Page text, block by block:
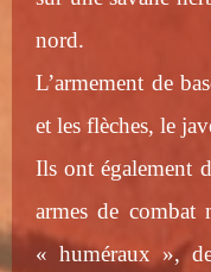
nord.
L’armement de
et les flèches, le
Ils ont également
armes de combat
« huméraux »,